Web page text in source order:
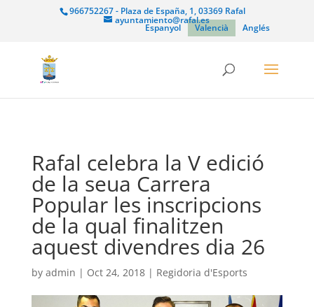
966752267 - Plaza de España, 1, 03369 Rafal
ayuntamiento@rafal.es
Espanyol Valencià Anglés
Rafal celebra la V edició
de la seua Carrera
Popular les inscripcions
de la qual finalitzen
aquest divendres dia 26
by admin | Oct 24, 2018| Regidoria d'Esports